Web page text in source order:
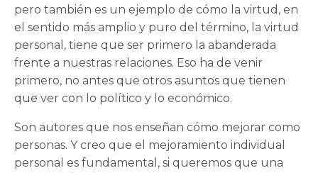
pero también es un ejemplo de cómo la virtud, en
el sentido más amplio y puro del término, la virtud
personal, tiene que ser primero la abanderada
frente a nuestras relaciones. Eso ha de venir
primero, no antes que otros asuntos que tienen
que ver con lo político y lo económico.
Son autores que nos enseñan cómo mejorar como
personas. Y creo que el mejoramiento individual
personal es fundamental, si queremos que una